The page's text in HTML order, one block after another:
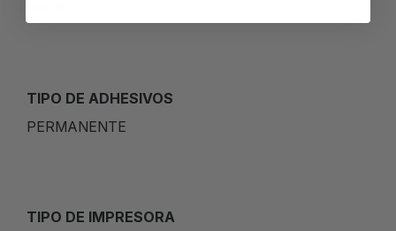
TIPO DE ADHESIVOS
PERMANENTE
TIPO DE IMPRESORA